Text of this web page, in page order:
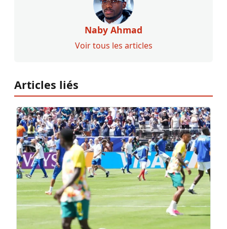
Naby Ahmad
Voir tous les articles
Articles liés